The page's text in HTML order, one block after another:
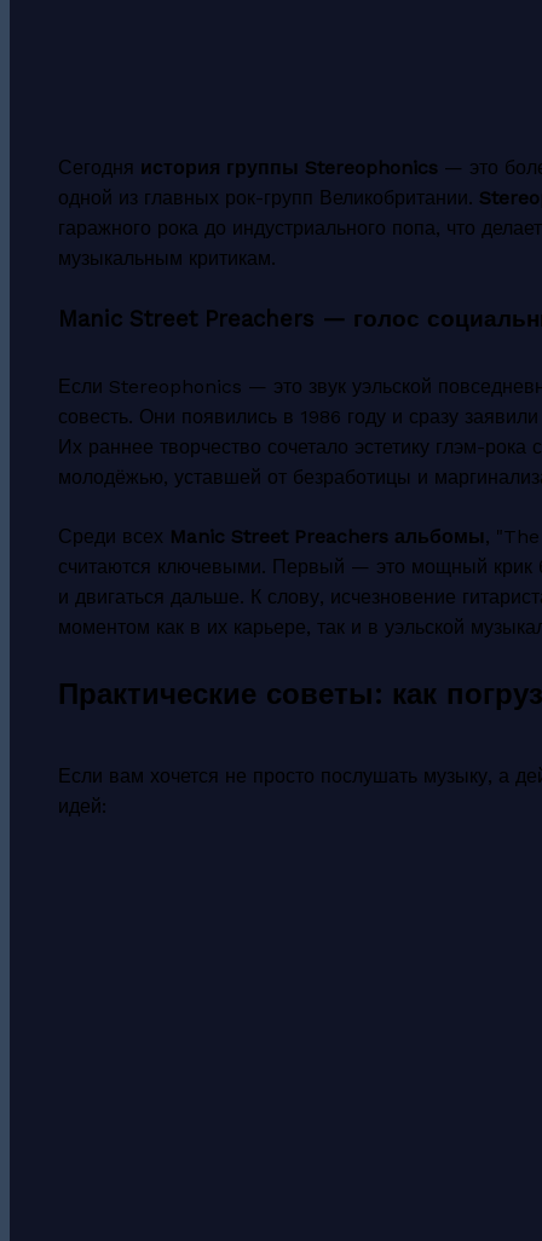
Сегодня история группы Stereophonics — это
одной из главных рок-групп Великобритании.
гаражного рока до индустриального попа, что
музыкальным критикам.
Manic Street Preachers — голос
Если Stereophonics — это звук уэльской
совесть. Они появились в 1986 году и сразу
Их раннее творчество сочетало эстетику глэм-
молодёжью, уставшей от безработицы и
Среди всех Manic Street Preachers альбомы,
считаются ключевыми. Первый — это мощный крик
и двигаться дальше. К слову, исчезновение
моментом как в их карьере, так и в уэльской
Практические советы: как
Если вам хочется не просто послушать музыку, а
идей: